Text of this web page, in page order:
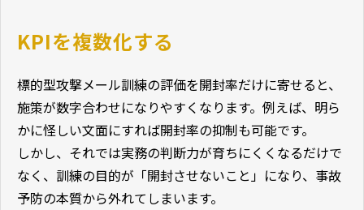
KPIを複数化する
標的型攻撃メール訓練の評価を開封率だけに寄せると、
施策が数字合わせになりやすくなります。例えば、明ら
かに怪しい文面にすれば開封率の抑制も可能です。
しかし、それでは実務の判断力が育ちにくくなるだけで
なく、訓練の目的が「開封させないこと」になり、事故
予防の本質から外れてしまいます。